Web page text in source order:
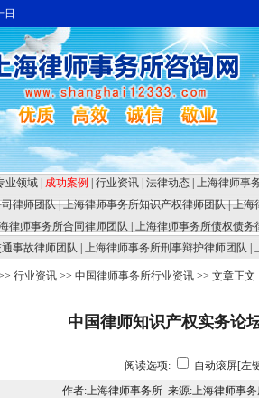
日
业领域 成功案例 行业资讯 法律动态 上海律师事
律师团队 | 上海律师事务所知识产权律师团队 | 上海
律师事务所合同律师团队
上海律师事务所债权债务
事故律师团队
上海律师事务所刑事辩护律师团队
行业资讯 >> 中国律师事务所行业资讯 >> 文章正文
中国律师知识产权实务论
阅读选项:
自动滚屏[左
作者:上海律师事务所 来源:上海律师事